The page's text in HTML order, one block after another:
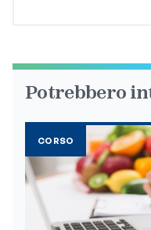
Potrebbero
CORSO